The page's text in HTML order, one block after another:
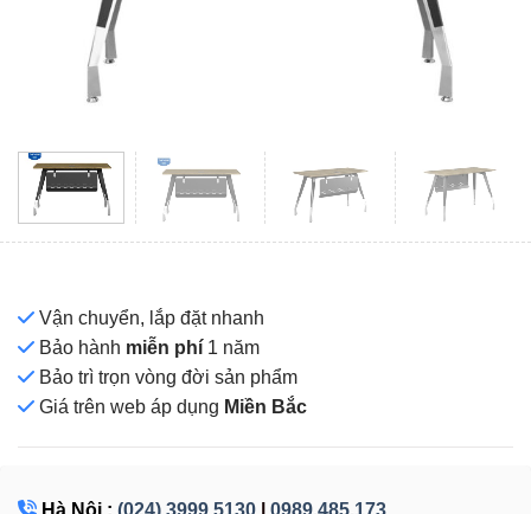
Vận chuyển, lắp đặt nhanh
Bảo hành miễn phí 1 năm
Bảo trì trọn vòng đời sản phẩm
Giá trên web áp dụng Miền Bắc